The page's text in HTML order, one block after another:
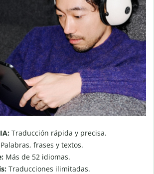
Traducción rápida y precisa.
Palabras, frases y textos.
Más de 52 idiomas.
Traducciones ilimitadas.